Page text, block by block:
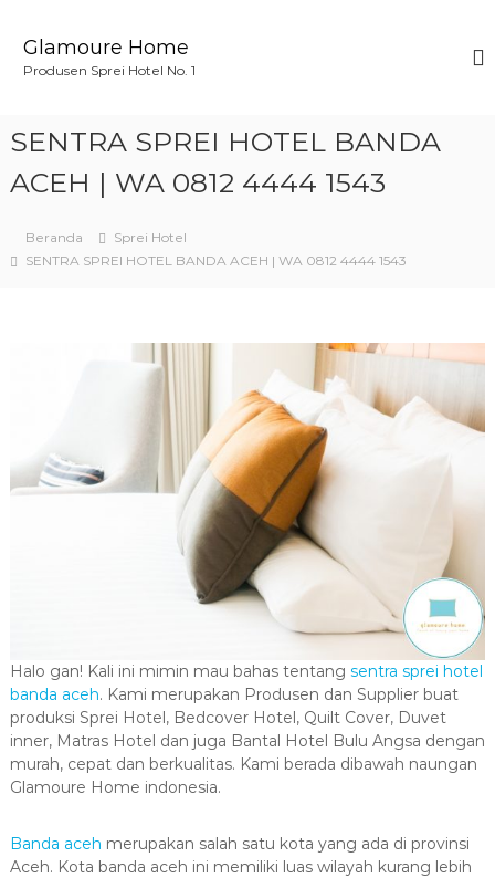
Glamoure Home
Produsen Sprei Hotel No. 1
SENTRA SPREI HOTEL BANDA
ACEH | WA 0812 4444 1543
Beranda
Sprei Hotel
SENTRA SPREI HOTEL BANDA ACEH | WA 0812 4444 1543
Halo gan! Kali ini mimin mau bahas tentang sentra sprei hotel
banda aceh. Kami merupakan Produsen dan Supplier buat
produksi Sprei Hotel, Bedcover Hotel, Quilt Cover, Duvet
inner, Matras Hotel dan juga Bantal Hotel Bulu Angsa dengan
murah, cepat dan berkualitas. Kami berada dibawah naungan
Glamoure Home indonesia.
Banda aceh merupakan salah satu kota yang ada di provinsi
Aceh. Kota banda aceh ini memiliki luas wilayah kurang lebih